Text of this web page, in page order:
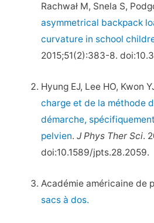
Rachwał M, Snela S,
asymmetrical backpack
curvature in school
2015;51(2):383-8.
Hyung EJ, Lee HO, Kwon
charge et de la méthode
démarche,
pelvien.J Phys Ther Sci.
doi:10.1589/jpts.28.2059.
Académie américaine de
sacs à dos.